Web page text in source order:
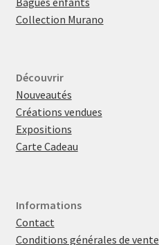
Collection Murano
Découvrir
Nouveautés
Créations vendues
Expositions
Carte Cadeau
Informations
Contact
Conditions générales de vente